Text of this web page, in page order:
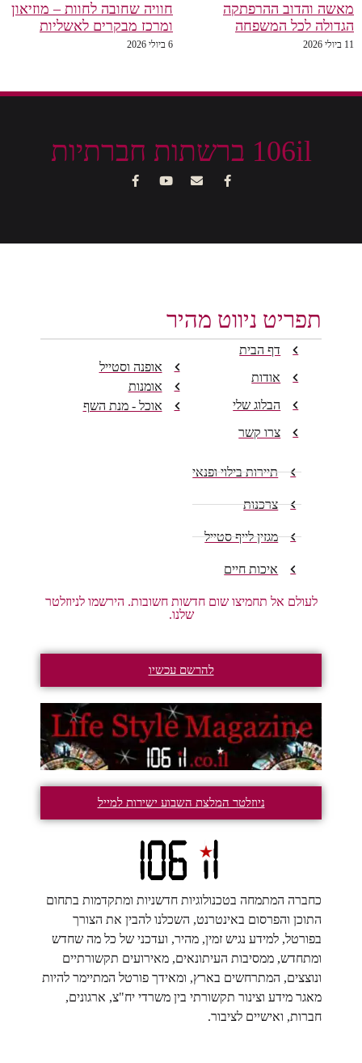
מאשה והדוב ההרפתקה
הגדולה לכל המשפחה
11 ביולי 2026
חוויה שחובה לחוות – מוזיאון
ומרכז מבקרים לאשליות
6 ביולי 2026
106il ברשתות חברתיות
תפריט ניווט מהיר
דף הבית
אודות
הבלוג שלי
צרו קשר
אופנה וסטייל
אומנות
אוכל - מנת השף
תיירות בילוי ופנאי
צרכנות
מגזין לייף סטייל
איכות חיים
לעולם אל תחמיצו שום חדשות חשובות. הירשמו לניוזלטר
שלנו.
להרשם עכשיו
ניוזלטר המלצת השבוע ישירות למייל
כחברה המתמחה בטכנולוגיות חדשניות ומתקדמות בתחום
התוכן והפרסום באינטרנט, השכלנו להבין את הצורך
בפורטל, למידע נגיש זמין, מהיר, ועדכני של כל מה שחדש
ומתחדש, ממסיבות העיתונאים, מאירועים תקשורתיים
ונוצצים, המתרחשים בארץ, ומאידך פורטל המתיימר להיות
מאגר מידע וצינור תקשורתי בין משרדי יח"צ, ארגונים,
חברות, ואישיים לציבור.